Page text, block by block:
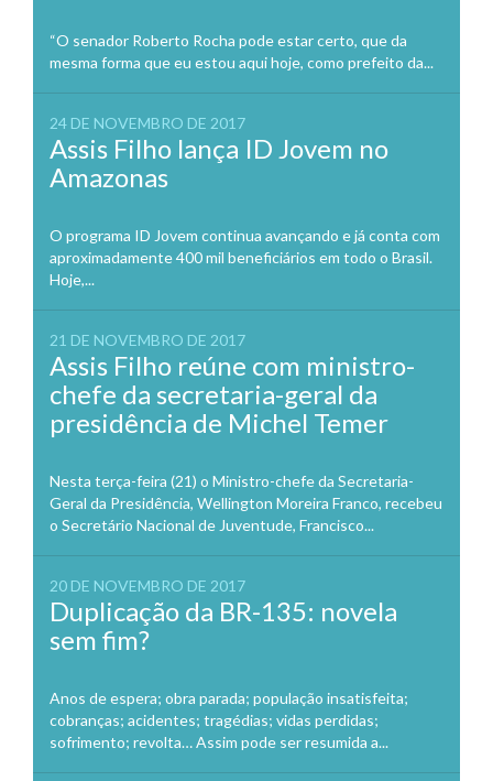
“O senador Roberto Rocha pode estar certo, que da
mesma forma que eu estou aqui hoje, como prefeito da...
24 DE NOVEMBRO DE 2017
Assis Filho lança ID Jovem no
Amazonas
O programa ID Jovem continua avançando e já conta com
aproximadamente 400 mil beneficiários em todo o Brasil.
Hoje,...
21 DE NOVEMBRO DE 2017
Assis Filho reúne com ministro-
chefe da secretaria-geral da
presidência de Michel Temer
Nesta terça-feira (21) o Ministro-chefe da Secretaria-
Geral da Presidência, Wellington Moreira Franco, recebeu
o Secretário Nacional de Juventude, Francisco...
20 DE NOVEMBRO DE 2017
Duplicação da BR-135: novela
sem fim?
Anos de espera; obra parada; população insatisfeita;
cobranças; acidentes; tragédias; vidas perdidas;
sofrimento; revolta… Assim pode ser resumida a...